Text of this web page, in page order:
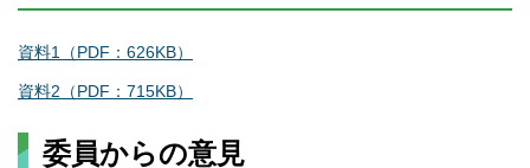
資料1（PDF：626KB）
資料2（PDF：715KB）
委員からの意見